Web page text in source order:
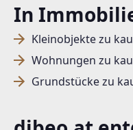
In
Kleinobjekte zu
Wohnungen zu
Grundstücke zu